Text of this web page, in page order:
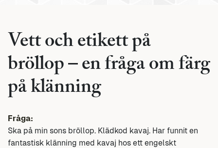
Vett och etikett på
bröllop – en fråga om färg
på klänning
Fråga:
Ska på min sons bröllop. Klädkod kavaj. Har funnit en
fantastisk klänning med kavaj hos ett engelskt